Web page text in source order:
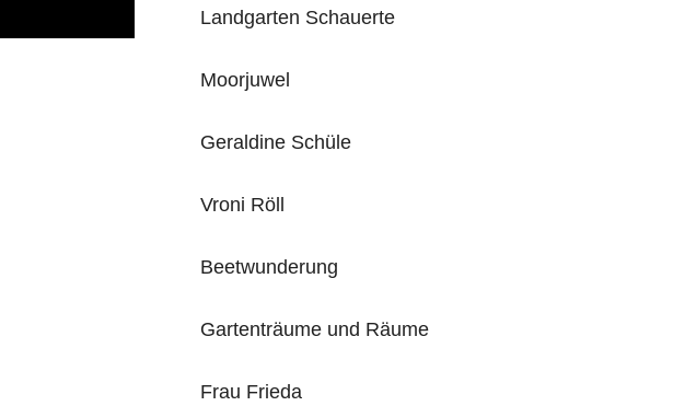
Landgarten Schauerte
Moorjuwel
Geraldine Schüle
Vroni Röll
Beetwunderung
Gartenträume und Räume
Frau Frieda